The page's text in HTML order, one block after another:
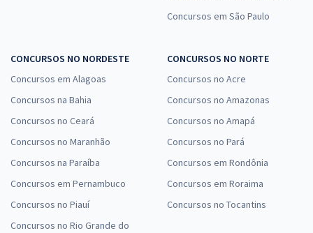
Concursos em São Paulo
CONCURSOS NO NORDESTE
Concursos em Alagoas
Concursos na Bahia
Concursos no Ceará
Concursos no Maranhão
Concursos na Paraíba
Concursos em Pernambuco
Concursos no Piauí
Concursos no Rio Grande do
CONCURSOS NO NORTE
Concursos no Acre
Concursos no Amazonas
Concursos no Amapá
Concursos no Pará
Concursos em Rondônia
Concursos em Roraima
Concursos no Tocantins